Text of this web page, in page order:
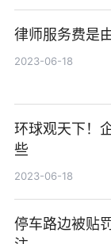
律师服务费是
2023-06-18
环球观天下！
些
2023-06-18
停车路边被贴